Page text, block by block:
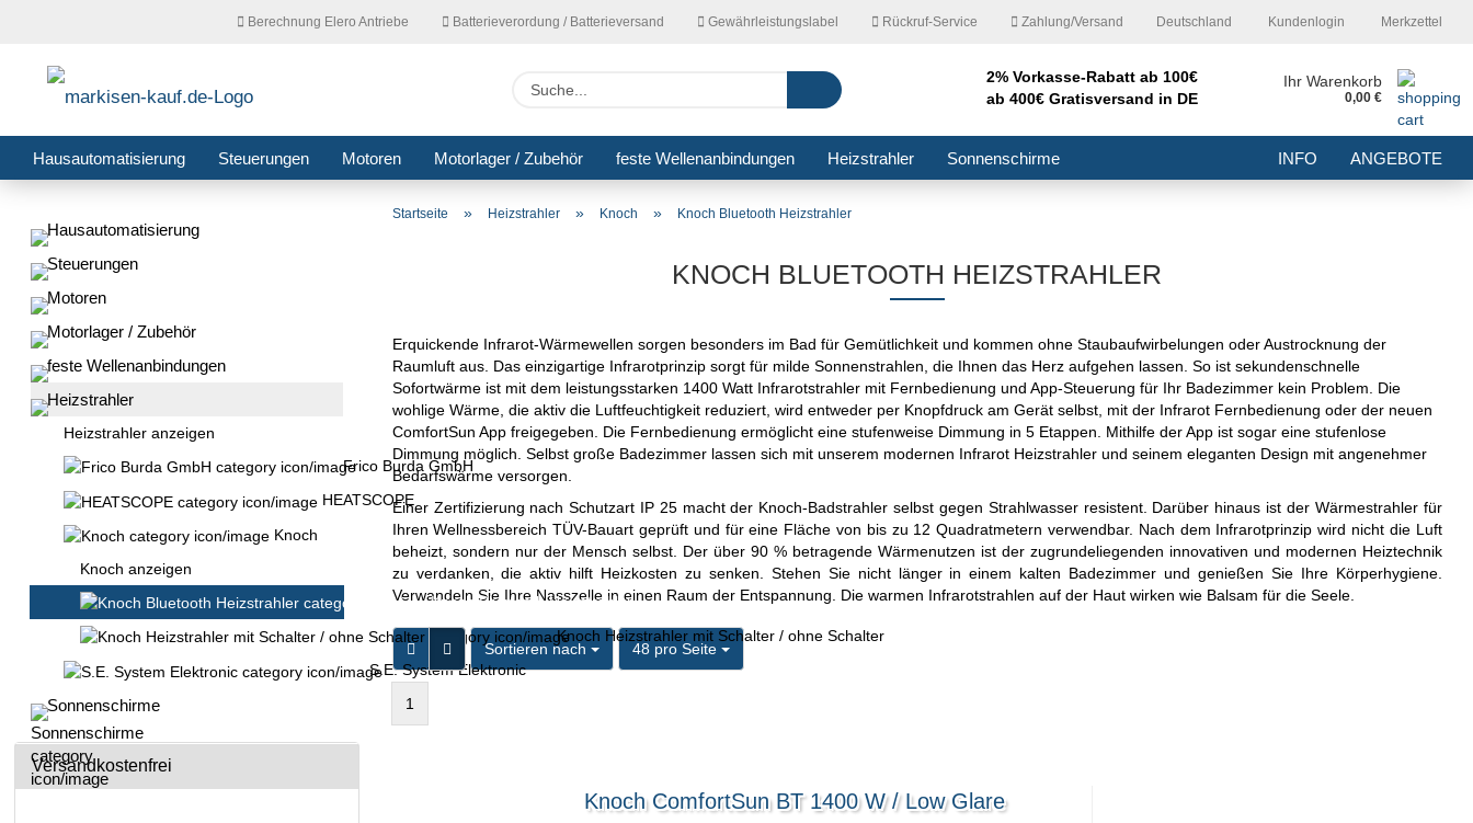
Berechnung Elero Antriebe Batterieverordung / Batterieversand Gewährleistungslabel Rückruf-Service Zahlung/Versand Deutschland
Lieferland
Kundenlogin
Passwort vergessen?
Merkzettel
Suche...
2% Vorkasse-Rabatt ab 100€
ab 400€ Gratisversand in DE
Ihr Warenkorb
0,00 €
Hausautomatisierung Steuerungen Motoren Motorlager / Zubehör feste Wellenanbindungen Heizstrahler Sonnenschirme INFO ANGEBOTE
Startseite » Heizstrahler » Knoch » Knoch Bluetooth Heizstrahler
KNOCH BLUETOOTH HEIZSTRAHLER
Erquickende Infrarot-Wärmewellen sorgen besonders im Bad für Gemütlichkeit und kommen ohne Staubaufwirbelungen oder Austrocknung der
Raumluft aus. Das einzigartige Infrarotprinzip sorgt für milde Sonnenstrahlen, die Ihnen das Herz aufgehen lassen. So ist sekundenschnelle
Sofortwärme ist mit dem leistungsstarken 1400 Watt Infrarotstrahler mit Fernbedienung und App-Steuerung für Ihr Badezimmer kein Problem. Die
wohlige Wärme, die aktiv die Luftfeuchtigkeit reduziert, wird entweder per Knopfdruck am Gerät selbst, mit der Infrarot Fernbedienung oder der neuen
ComfortSun App freigegeben. Die Fernbedienung ermöglicht eine stufenweise Dimmung in 5 Etappen. Mithilfe der App ist sogar eine stufenlose
Dimmung möglich. Selbst große Badezimmer lassen sich mit unserem modernen Infrarot Heizstrahler und seinem eleganten Design mit angenehmer
Bedarfswärme versorgen.
Einer Zertifizierung nach Schutzart IP 25 macht der Knoch-Badstrahler selbst gegen Strahlwasser resistent. Darüber hinaus ist der Wärmestrahler für
Ihren Wellnessbereich TÜV-Bauart geprüft und für eine Fläche von bis zu 12 Quadratmetern verwendbar. Nach dem Infrarotprinzip wird nicht die Luft
beheizt, sondern nur der Mensch selbst. Der über 90 % betragende Wärmenutzen ist der zugrundeliegenden innovativen und modernen Heiztechnik
zu verdanken, die aktiv hilft Heizkosten zu senken. Stehen Sie nicht länger in einem kalten Badezimmer und genießen Sie Ihre Körperhygiene.
Verwandeln Sie Ihre Nasszelle in einen Raum der Entspannung. Die warmen Infrarotstrahlen auf der Haut wirken wie Balsam für die Seele.
Sortieren nach
Sortieren nach 48 pro Seite
pro Seite
1
Knoch ComfortSun BT 1400 W / Low Glare
Hausautomatisierung
Steuerungen
Motoren
Motorlager / Zubehör
feste Wellenanbindungen
Heizstrahler
Heizstrahler anzeigen
Frico Burda GmbH
HEATSCOPE
Knoch
Knoch anzeigen
Knoch Bluetooth Heizstrahler
Knoch Heizstrahler mit Schalter / ohne Schalter
S.E. System Elektronic
Sonnenschirme
Versandkostenfrei